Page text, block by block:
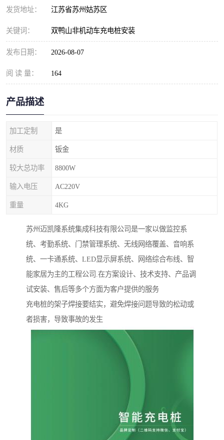
发货地址： 江苏省苏州姑苏区
关键词： 双鸭山非机动车充电桩安装
发布日期： 2026-08-07
阅 读 量： 164
产品描述
加工定制 是
材质 钣金
较大总功率 8800W
输入电压 AC220V
重量 4KG
苏州迈凯隆系统集成科技有限公司是一家以做监控系
统、考勤系统、门禁管理系统、无线网络覆盖、音响系
统、一卡通系统、LED显示屏系统、网络综合布线、智
能家居为主的工程公司.在方案设计、技术支持、产品调
试安装、售后等多个方面为客户提供的服务
充电桩的架子焊接要结实，避免焊接问题导致的松动或
者损害，导致事故的发生